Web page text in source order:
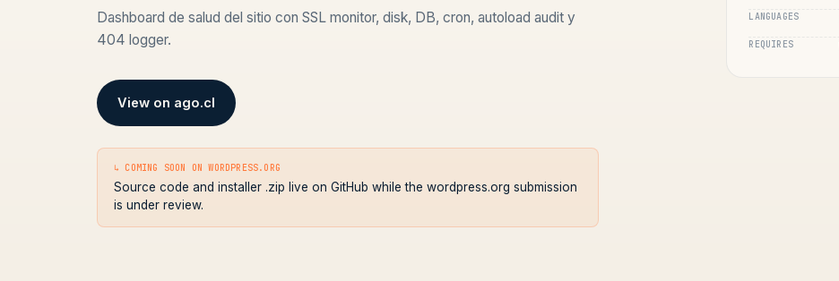
Dashboard de salud del sitio con SSL monitor, disk, DB, cron, autoload audit y
404 logger.
View on ago.cl
↳ COMING SOON ON WORDPRESS.ORG
Source code and installer .zip live on GitHub while the wordpress.org submission
is under review.
LANGUAGES
REQUIRES